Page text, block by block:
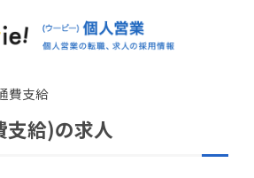
費支給
支給)の求人